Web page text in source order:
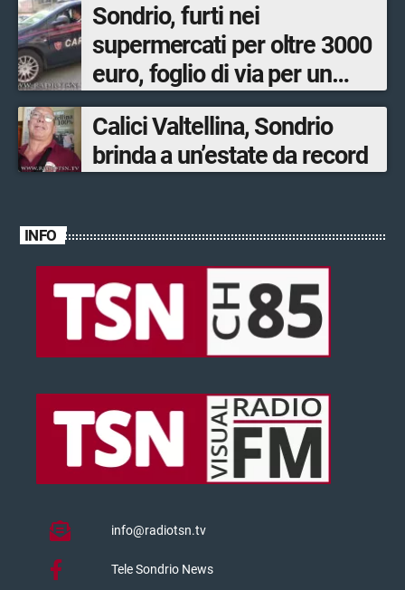
Sondrio, furti nei
supermercati per oltre 3000
euro, foglio di via per un
ventinovenne
Calici Valtellina, Sondrio
brinda a un’estate da record
INFO
info@radiotsn.tv
Tele Sondrio News